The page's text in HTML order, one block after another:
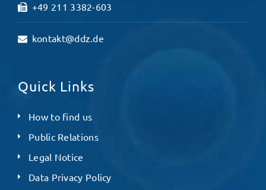
+49 211 3382-603
kontakt@ddz.de
Quick Links
How to find us
Public Relations
Legal Notice
Data Privacy Policy